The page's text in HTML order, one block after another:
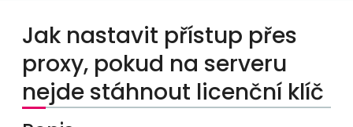
Jak nastavit přístup přes
proxy, pokud na serveru
nejde stáhnout licenční klíč